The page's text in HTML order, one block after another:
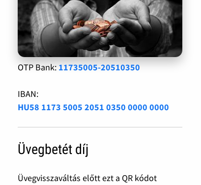
OTP Bank: 11735005-20510350
IBAN:
HU58 1173 5005 2051 0350 0000 0000
Üvegbetét díj
Üvegvisszaváltás előtt ezt a QR kódot